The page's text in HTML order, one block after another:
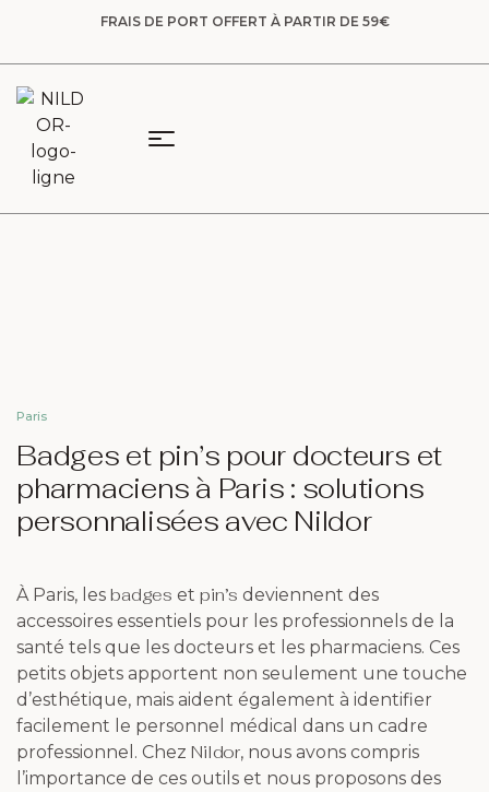
FRAIS DE PORT OFFERT À PARTIR DE 59€
Paris
Badges et pin’s pour docteurs et
pharmaciens à Paris : solutions
personnalisées avec Nildor
À Paris, les badges etpin’s deviennent des
accessoires essentiels pour les professionnels de la
santé tels que les docteurs et les pharmaciens. Ces
petits objets apportent non seulement une touche
d’esthétique, mais aident également à identifier
facilement le personnel médical dans un cadre
professionnel. Chez Nildor, nous avons compris
l’importance de ces outils et nous proposons des